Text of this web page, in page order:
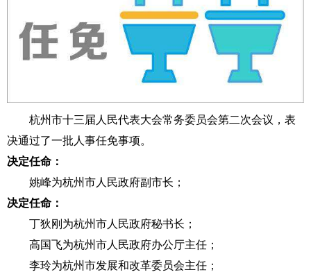
杭州市十三届人民代表大会常务委员会第二次会议，表
决通过了一批人事任免事项。
决定任命：
姚峰为杭州市人民政府副市长；
决定任命：
丁狄刚为杭州市人民政府秘书长；
高国飞为杭州市人民政府办公厅主任；
李玲为杭州市发展和改革委员会主任；